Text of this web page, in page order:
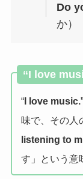
Do
か）
“I love
“I love music.
味で、その人
listening to
す」という意